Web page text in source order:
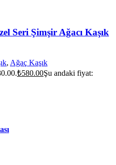
Seri Şimşir Ağacı Kaşık
, Ağaç Kaşık
₺580.00Şu andaki fiyat: